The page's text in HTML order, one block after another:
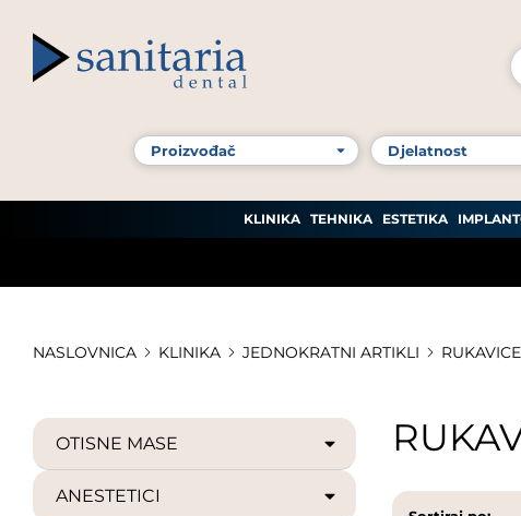
KLINIKA TEHNIKA ESTETIKA
NASLOVNICA KLINIKA JEDNOKRATNI ARTIKLI RUKAVICE
OTISNE MASE
ANESTETICI